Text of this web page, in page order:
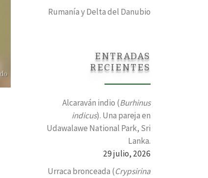
Rumanía y Delta del Danubio
ENTRADAS
RECIENTES
Alcaraván indio (Burhinus
indicus). Una pareja en
Udawalawe National Park, Sri
Lanka.
29 julio, 2026
Urraca bronceada (Crypsirina